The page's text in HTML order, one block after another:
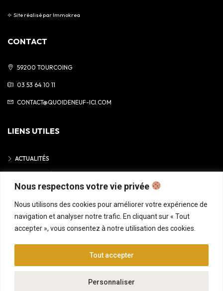
Nous respectons votre vie privée
Nous utilisons des cookies pour améliorer votre expérience de
navigation et analyser notre trafic. En cliquant sur « Tout
accepter », vous consentez à notre utilisation des cookies.
Personnaliser
Tout accepter
⟣ Site réalisé parImmokrea
CONTACT
59200 TOURCOING
03 53 64 10 11
CONTACT@QUOIDENEUF-ICI.COM
LIENS UTILES
ACTUALITÉS
POLITIQUE DE CONFIDENTIALITÉ
ACCUEIL ANNONCES CONSEILS GRATUITS
FINANCEMENT
NOUS REJOINDRE CONTACT